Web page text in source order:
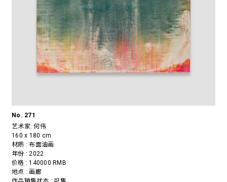
No. 271
艺术家:何伟
160 x 180 cm
材质 : 布面油画
年份 : 2022
价格 : 140000 RMB
地点 : 画廊